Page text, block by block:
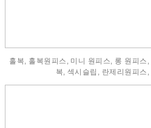
홀복, 홀복원피스, 미니 원피스, 롱 원피스
복, 섹시슬립, 란제리원피스